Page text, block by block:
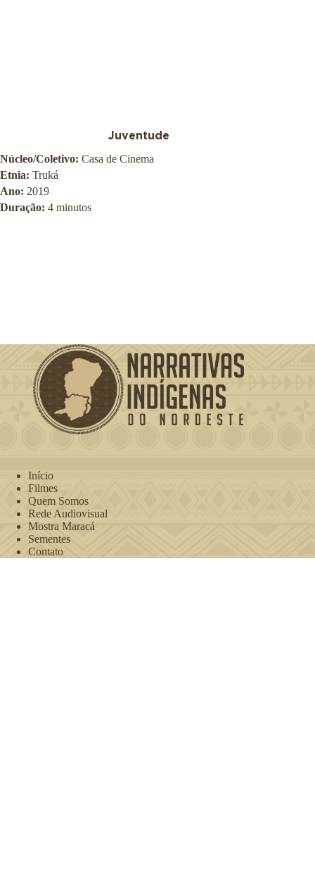
Juventude
Núcleo/Coletivo: Casa de Cinema
Etnia: Truká
Ano: 2019
Duração: 4 minutos
Início
Filmes
Quem Somos
Rede Audiovisual
Mostra Maracá
Sementes
Contato